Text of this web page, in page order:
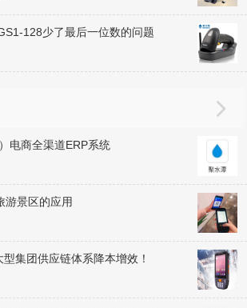
128少了最后一位数的问题

电商全渠道ERP系统
游景区的应用
集团供应链体系降本增效！